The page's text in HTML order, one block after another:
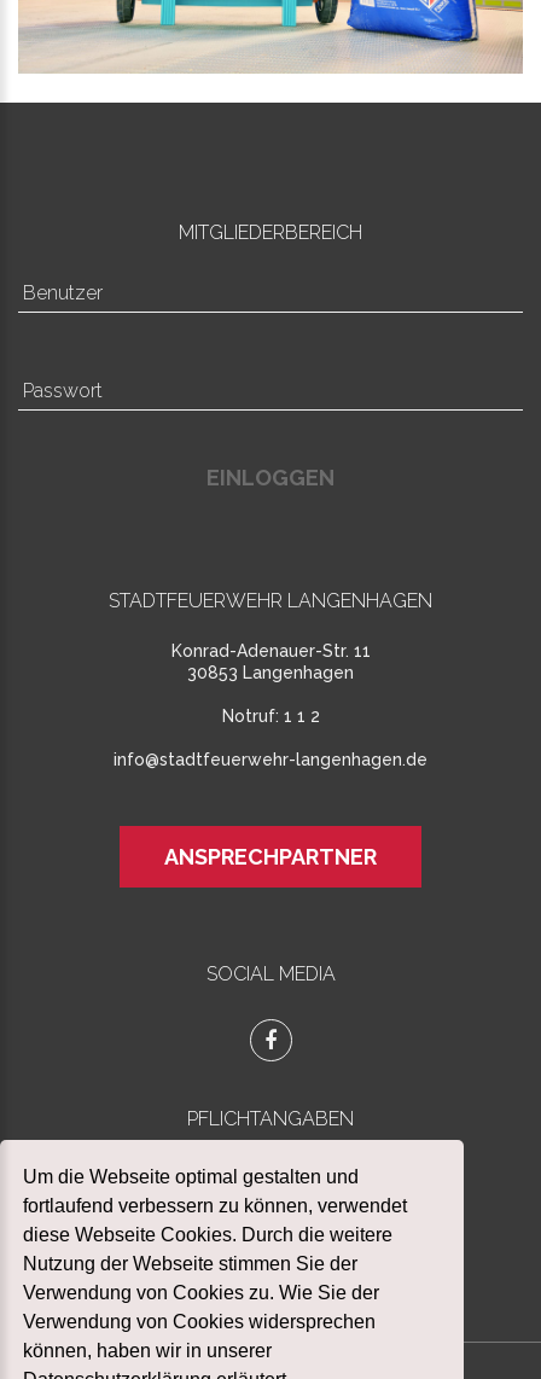
Um die Webseite optimal gestalten und
fortlaufend verbessern zu können, verwendet
diese Webseite Cookies. Durch die weitere
Nutzung der Webseite stimmen Sie der
Verwendung von Cookies zu. Wie Sie der
Verwendung von Cookies widersprechen
können, haben wir in unserer
MITGLIEDERBEREICH
EINLOGGEN
STADTFEUERWEHR LANGENHAGEN
Konrad-Adenauer-Str. 11
30853 Langenhagen
Notruf: 1 1 2
info@stadtfeuerwehr-langenhagen.de
ANSPRECHPARTNER
SOCIAL MEDIA
PFLICHTANGABEN
Datenschutz
Impressum